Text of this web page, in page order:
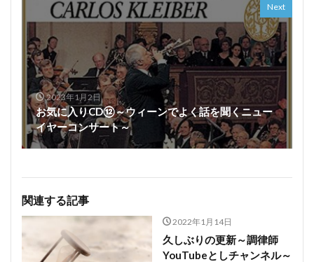
Next
2023年1月2日
お気に入りCD⑫～ウィーンでよく話を聞くニュー
イヤーコンサート～
関連する記事
2022年1月14日
久しぶりの更新～調律師
YouTubeとしチャンネル～